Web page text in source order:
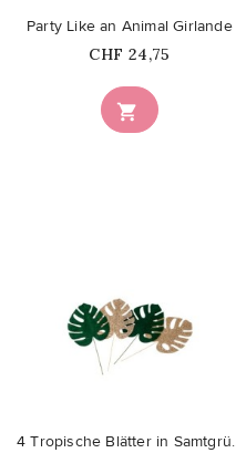

Party Like an Animal Girlande
Price
CHF 24,75
4